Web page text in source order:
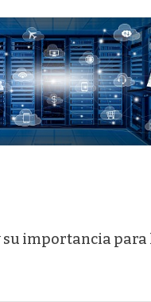
su importancia para